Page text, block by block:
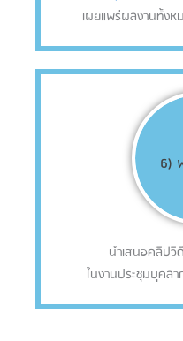
เผยแพร่ผลงานทั้งห
6)
นำเสนอคลิปวิ
ในงานประชุมบุคล